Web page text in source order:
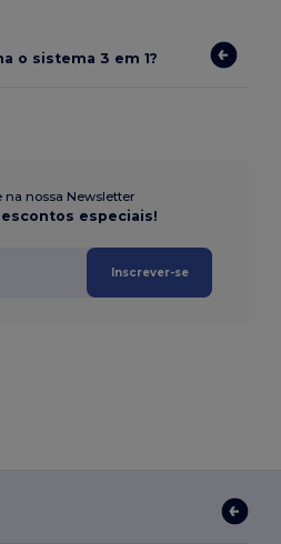
o sistema 3 em 1?
na nossa Newsletter
especiais!
Inscrever-se